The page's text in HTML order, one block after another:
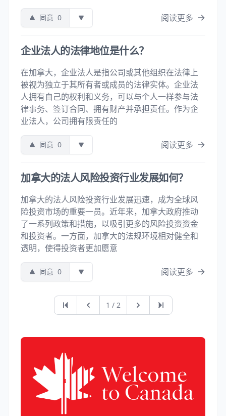
同意 0 阅读更多
企业法人的法律地位是什么？
在加拿大，企业法人是指公司或其他组织在法律上
被视为独立于其所有者或成员的法律实体。企业法
人拥有自己的权利和义务，可以与个人一样参与法
律事务、签订合同、拥有财产并承担责任。作为企
业法人，公司拥有限责任的
同意 0 阅读更多
加拿大的法人风险投资行业发展如何？
加拿大的法人风险投资行业发展迅速，成为全球风
险投资市场的重要一员。近年来，加拿大政府推动
了一系列政策和措施，以吸引更多的风险投资资金
和投资者。一方面，加拿大的法规环境相对健全和
透明，使得投资者更加愿意
同意 0 阅读更多
第一页 上一页 1 / 2 下一页 最后一页